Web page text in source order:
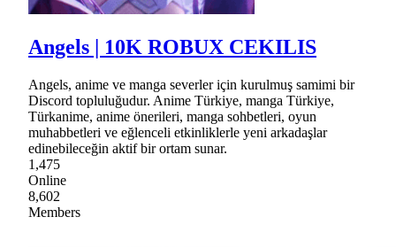
Angels | 10K ROBUX CEKILIS
Angels, anime ve manga severler için kurulmuş samimi bir
Discord topluluğudur. Anime Türkiye, manga Türkiye,
Türkanime, anime önerileri, manga sohbetleri, oyun
muhabbetleri ve eğlenceli etkinliklerle yeni arkadaşlar
edinebileceğin aktif bir ortam sunar.
1,475
Online
8,602
Members